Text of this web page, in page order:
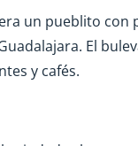
un pueblito con
El
y cafés.